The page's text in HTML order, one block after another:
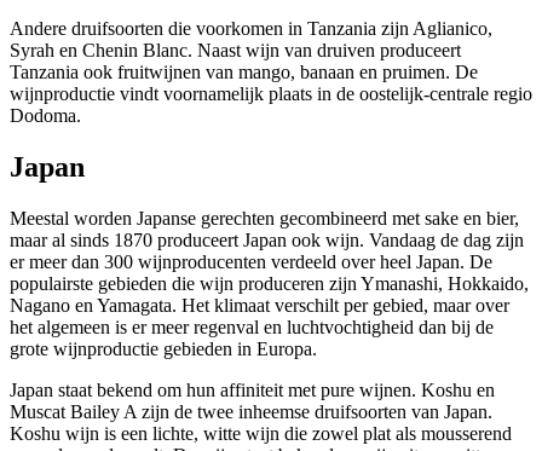
Andere druifsoorten die voorkomen in Tanzania zijn Aglianico,
Syrah en Chenin Blanc. Naast wijn van druiven produceert
Tanzania ook fruitwijnen van mango, banaan en pruimen. De
wijnproductie vindt voornamelijk plaats in de oostelijk-centrale regio
Dodoma.
Japan
Meestal worden Japanse gerechten gecombineerd met sake en bier,
maar al sinds 1870 produceert Japan ook wijn. Vandaag de dag zijn
er meer dan 300 wijnproducenten verdeeld over heel Japan. De
populairste gebieden die wijn produceren zijn Ymanashi, Hokkaido,
Nagano en Yamagata. Het klimaat verschilt per gebied, maar over
het algemeen is er meer regenval en luchtvochtigheid dan bij de
grote wijnproductie gebieden in Europa.
Japan staat bekend om hun affiniteit met pure wijnen. Koshu en
Muscat Bailey A zijn de twee inheemse druifsoorten van Japan.
Koshu wijn is een lichte, witte wijn die zowel plat als mousserend